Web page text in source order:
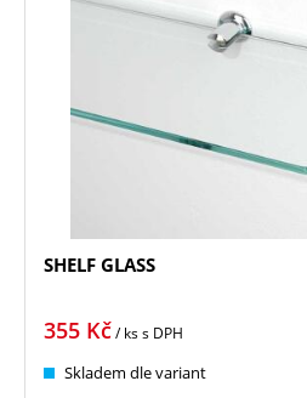
SHELF GLASS
355 Kč/ kss DPH
Skladem dle variant